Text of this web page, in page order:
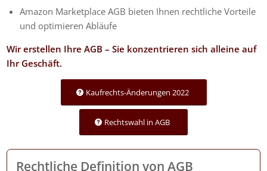
Amazon Marketplace AGB bieten Ihnen rechtliche Vorteile
und optimieren Abläufe
Wir erstellen Ihre AGB – Sie konzentrieren sich alleine auf
Ihr Geschäft.
Kaufrechts-Änderungen 2022
Rechtswahl in AGB
Rechtliche Definition von AGB